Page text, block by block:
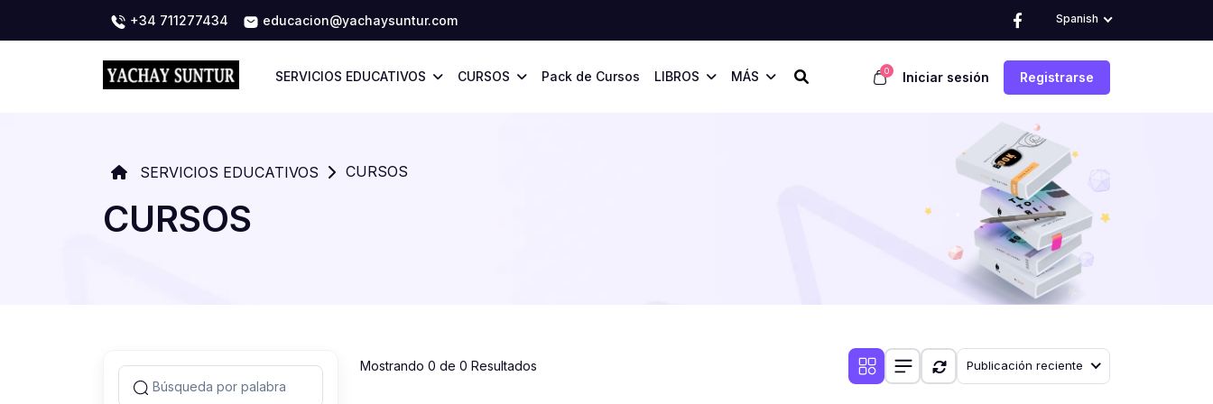
+34 711277434 educacion@yachaysuntur.com Spanish
SERVICIOS EDUCATIVOS CURSOS Pack de Cursos LIBROS MÁS 0 Iniciar sesión Registrarse
SERVICIOS EDUCATIVOS CURSOS
CURSOS
Mostrando 0 de 0 Resultados Publicación reciente